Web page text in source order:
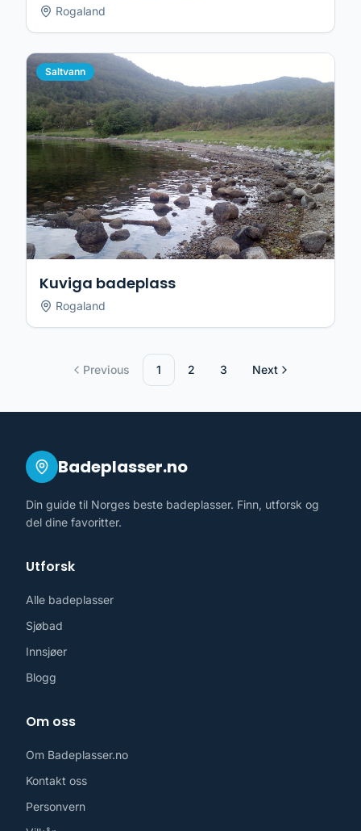
Rogaland
Saltvann
Kuviga badeplass
Rogaland
Previous 1 2 3 Next
Badeplasser.no
Din guide til Norges beste badeplasser. Finn, utforsk og
del dine favoritter.
Utforsk
Alle badeplasser
Sjøbad
Innsjøer
Blogg
Om oss
Om Badeplasser.no
Kontakt oss
Personvern